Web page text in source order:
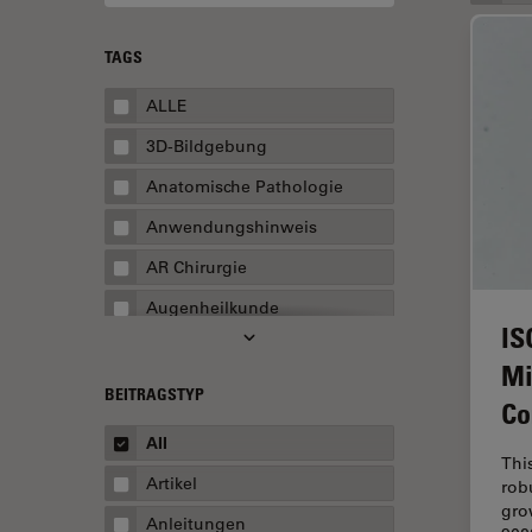
TAGS
ALLE
3D-Bildgebung
Anatomische Pathologie
Anwendungshinweis
AR Chirurgie
Augenheilkunde
Augmented Reality
Ausbildung
Transport
BEITRAGSTYP
All
Artikel
Anleitungen